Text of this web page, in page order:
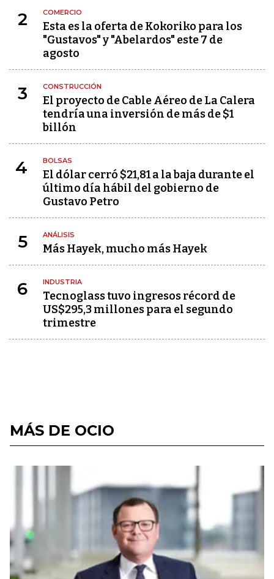
2 COMERCIO
Esta es la oferta de Kokoriko para los
"Gustavos" y "Abelardos" este 7 de
agosto
3 CONSTRUCCIÓN
El proyecto de Cable Aéreo de La Calera
tendría una inversión de más de $1
billón
4 BOLSAS
El dólar cerró $21,81 a la baja durante el
último día hábil del gobierno de
Gustavo Petro
5 ANÁLISIS
Más Hayek, mucho más Hayek
6 INDUSTRIA
Tecnoglass tuvo ingresos récord de
US$295,3 millones para el segundo
trimestre
MÁS DE OCIO